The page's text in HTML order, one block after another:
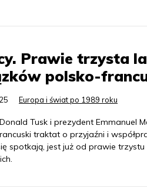
Prawie trzysta
polsko-
Europa i świat po 1989 roku
Tusk i prezydent Emmanuel
traktat o przyjaźni i
spotkają, jest już od prawie